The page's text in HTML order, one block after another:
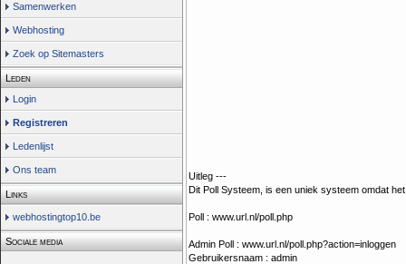
Samenwerken
Webhosting
Zoek op Sitemasters
Leden
Login
Registreren
Ledenlijst
Ons team
Links
webhostingtop10.be
Sociale media
Uitleg ---
Dit Poll Systeem, is een uniek systeem omdat
Poll : www.url.nl/poll.php
Admin Poll : www.url.nl/poll.php?action=inloggen
Gebruikersnaam : admin